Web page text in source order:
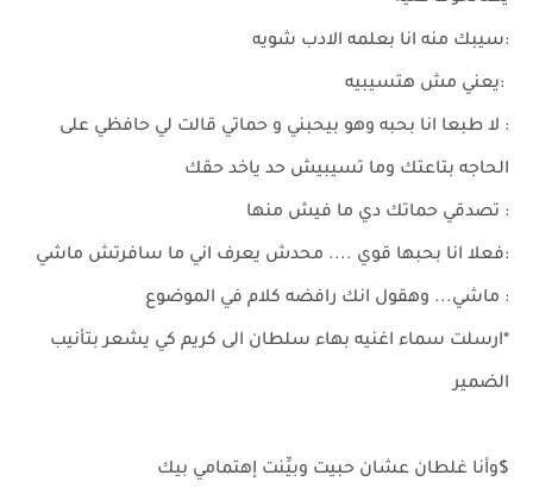
:سيبك منه انا بعلمه الادب شويه
:يعني مش هتسيبيه
: لا طبعا انا بحبه وهو بيحبني و حماتي قالت لي حافظي على
الحاجه بتاعتك وما تسيبيش حد ياخد حقك
: تصدقي حماتك دي ما فيش منها
:فعلا انا بحبها قوي .... محدش يعرف اني ما سافرتش ماشي
: ماشي... وهقول انك رافضه كلام في الموضوع
*ارسلت سماء اغنيه بهاء سلطان الى كريم كي يشعر بتأنيب
الضمير
$وأنا غلطان عشان حبيت وبيِّنت إهتمامي بيك